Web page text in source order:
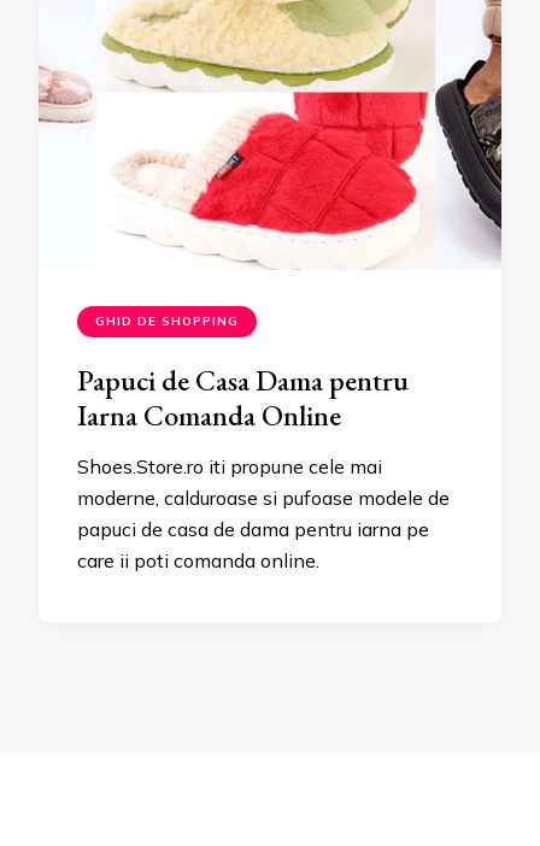
GHID DE SHOPPING
Papuci de Casa Dama pentru
Iarna Comanda Online
Shoes.Store.ro iti propune cele mai
moderne, calduroase si pufoase modele de
papuci de casa de dama pentru iarna pe
care ii poti comanda online.